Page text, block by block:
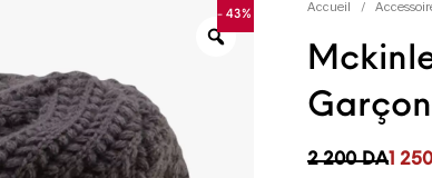
- 43%
Accueil /
Garçon
2 200 DA
Le prix initial1 250
Le prix actuel